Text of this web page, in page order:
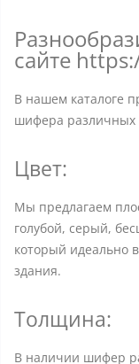
сайте
В нашем каталоге
шифера различных
Цвет:
Мы предлагаем
голубой, серый,
который идеально
здания.
Толщина:
В наличии шифер